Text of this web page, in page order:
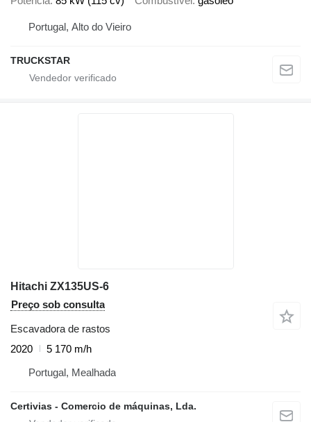
Portugal, Alto do Vieiro
TRUCKSTAR
Hitachi ZX135US-6
Preço sob consulta
Escavadora de rastos
2020
5 170 m/h
Portugal, Mealhada
Certivias - Comercio de máquinas, Lda.